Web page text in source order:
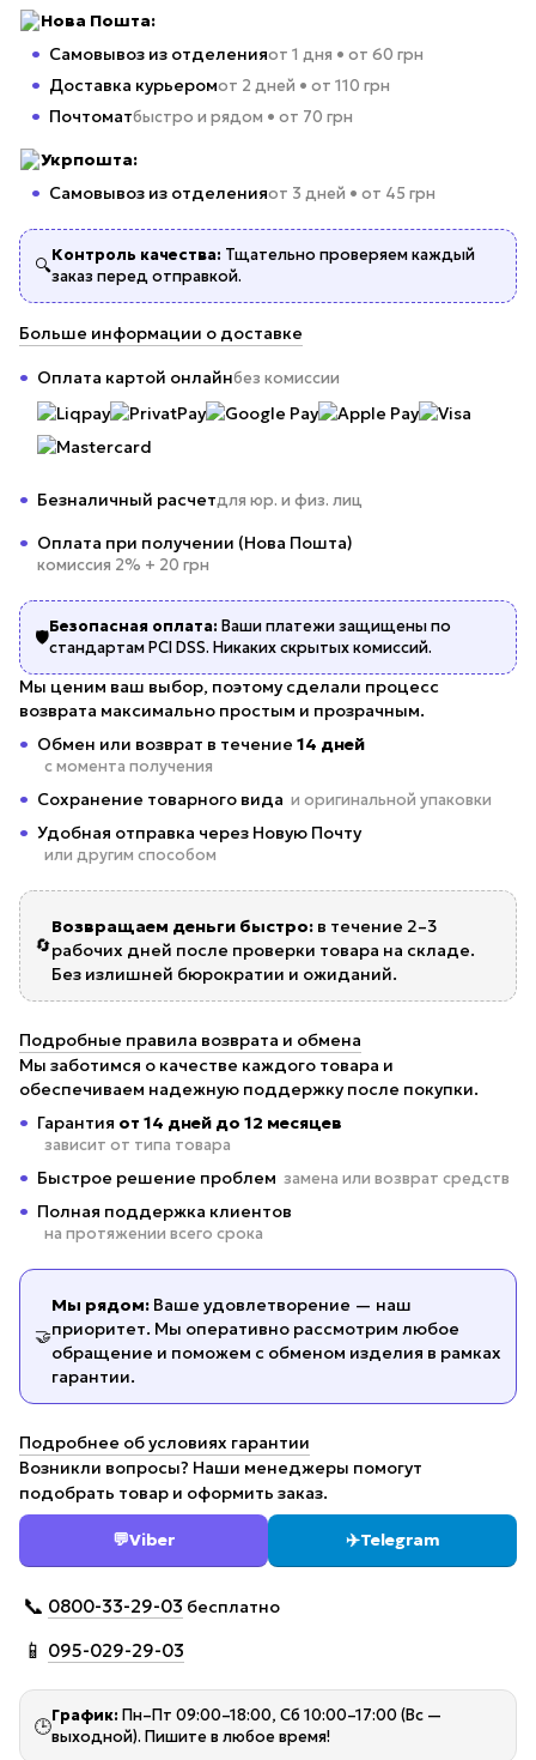
Нова Пошта:
Самовывоз из отделенияот 1 дня • от 60 грн
Доставка курьеромот 2 дней • от 110 грн
Почтоматбыстро и рядом • от 70 грн
Укрпошта:
Самовывоз из отделенияот 3 дней • от 45 грн
🔍
Контроль качества: Тщательно проверяем каждый
заказ перед отправкой.
Больше информации о доставке
Оплата картой онлайнбез комиссии
Безналичный расчетдля юр. и физ. лиц
Оплата при получении (Нова Пошта)
комиссия 2% + 20 грн
🛡️
Безопасная оплата: Ваши платежи защищены по
стандартам PCI DSS. Никаких скрытых комиссий.
Мы ценим ваш выбор, поэтому сделали процесс
возврата максимально простым и прозрачным.
Обмен или возврат в течение 14 дней
с момента получения
Сохранение товарного вида и оригинальной упаковки
Удобная отправка через Новую Почту
или другим способом
🔄
Возвращаем деньги быстро: в течение 2–3
рабочих дней после проверки товара на складе.
Без излишней бюрократии и ожиданий.
Подробные правила возврата и обмена
Мы заботимся о качестве каждого товара и
обеспечиваем надежную поддержку после покупки.
Гарантия от 14 дней до 12 месяцев
зависит от типа товара
Быстрое решение проблем замена или возврат средств
Полная поддержка клиентов
на протяжении всего срока
🤝
Мы рядом: Ваше удовлетворение — наш
приоритет. Мы оперативно рассмотрим любое
обращение и поможем с обменом изделия в рамках
гарантии.
Подробнее об условиях гарантии
Возникли вопросы? Наши менеджеры помогут
подобрать товар и оформить заказ.
💬Viber ✈️Telegram
📞 0800-33-29-03 бесплатно
📱 095-029-29-03
🕒
График: Пн–Пт 09:00–18:00, Сб 10:00–17:00 (Вс —
выходной). Пишите в любое время!